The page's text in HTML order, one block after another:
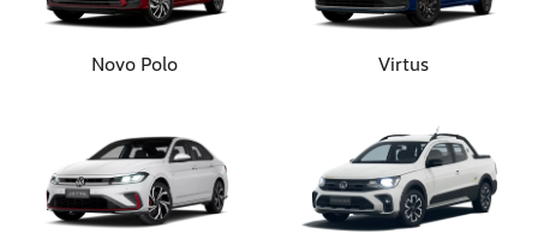
Novo Polo Virtus